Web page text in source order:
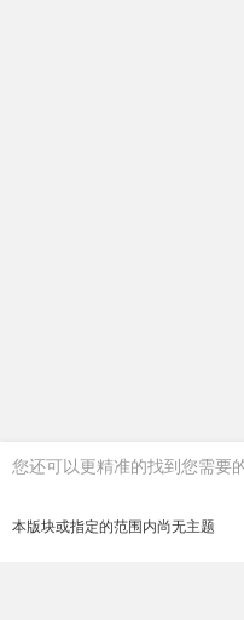
您还可以更精准的找到您需要
本版块或指定的范围内尚无主题